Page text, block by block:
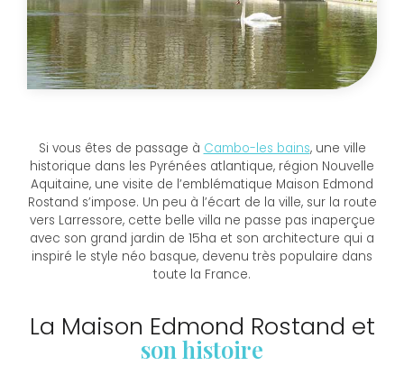
Si vous êtes de passage à Cambo-les bains, une ville
historique dans les Pyrénées atlantique, région Nouvelle
Aquitaine, une visite de l’emblématique Maison Edmond
Rostand s’impose. Un peu à l’écart de la ville, sur la route
vers Larressore, cette belle villa ne passe pas inaperçue
avec son grand jardin de 15ha et son architecture qui a
inspiré le style néo basque, devenu très populaire dans
toute la France.
La Maison Edmond Rostand et
son histoire